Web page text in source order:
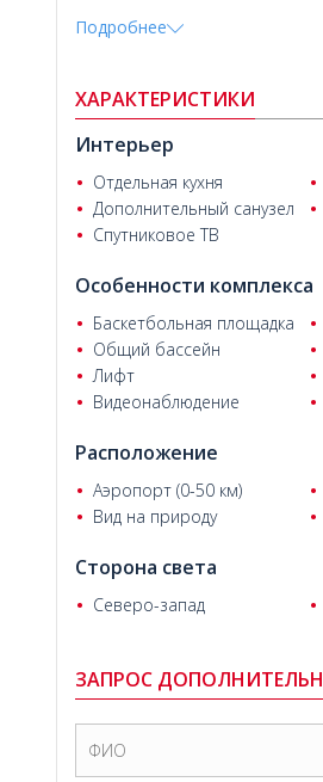
В проекте с богатой
игровая комната, телевизор
площадка и фитнес-зона на
Типы квартир
Квартиры с 2-мя спальнями,
Квартиры с 3-мя спальнями,
Двухуровневые квартиры на
патио и балконом.
Двухуровневые квартиры на
3-мя балконами.
Подробнее
ХАРАКТЕРИСТИКИ
Интерьер
Отдельная кухня
Дополнительный санузел
Спутниковое ТВ
Особенности комплекса
Баскетбольная площадка
Общий бассейн
Лифт
Видеонаблюдение
Расположение
Аэропорт (0-50 км)
Вид на природу
Сторона света
Северо-запад
ЗАПРОС